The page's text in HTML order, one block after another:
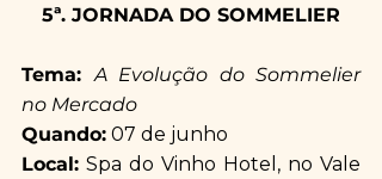
5ª. JORNADA DO SOMMELIER
Tema: A Evolução do Sommelier
no Mercado
Quando: 07 de junho
​Local: Spa do Vinho Hotel, no Vale